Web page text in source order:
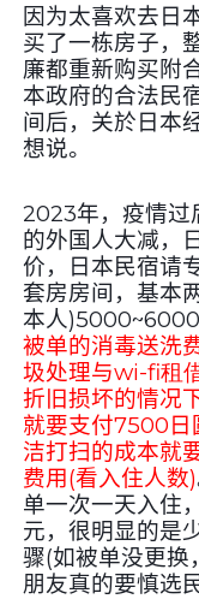
因为太喜欢去日
买了一栋房子，
廉都重新购买附
本政府的合法民
间后，关於日本
想说。
2023年，疫情过
的外国人大减，
价，日本民宿请
套房房间，基本
本人)5000~6000
被单的消毒送洗
圾处理与wi-fi租
折旧损坏的情况
就要支付7500日
洁打扫的成本就
费用(看入住人数)
单一次一天入住
元，很明显的是
骤(如被单没更换
朋友真的要慎选